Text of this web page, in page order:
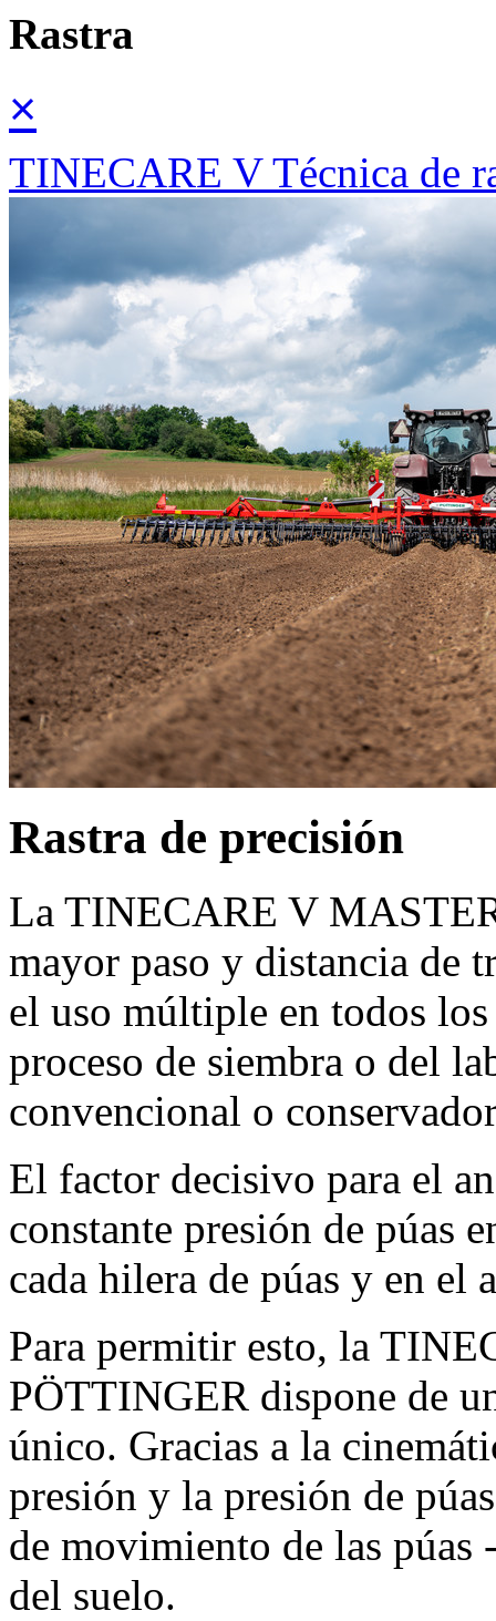
Rastra
×
TINECARE V Técnica de
Rastra de precisión
La TINECARE V
mayor paso y distancia de
el uso múltiple en todos
proceso de siembra o del
convencional o
El factor decisivo para el
constante presión de púas
cada hilera de púas y en el
Para permitir esto, la
PÖTTINGER dispone de
único. Gracias a la
presión y la presión de
de movimiento de las púas
del suelo.